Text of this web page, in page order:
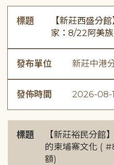
標題
【新莊西盛分
家：8/22阿美
發布單位 新莊中港
發佈時間 2026-08-
標題
【新莊裕民分館
的柬埔寨文化 (
額)